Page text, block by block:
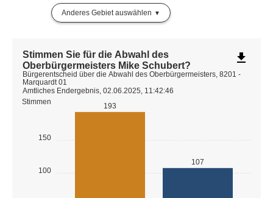
Anderes Gebiet auswählen
100
150
Stimmen
193
107
Stimmen Sie für die Abwahl des
Oberbürgermeisters Mike Schubert?
Bürgerentscheid über die Abwahl des Oberbürgermeisters, 8201 -
Marquardt 01
Amtliches Endergebnis, 02.06.2025, 11:42:46
file_download